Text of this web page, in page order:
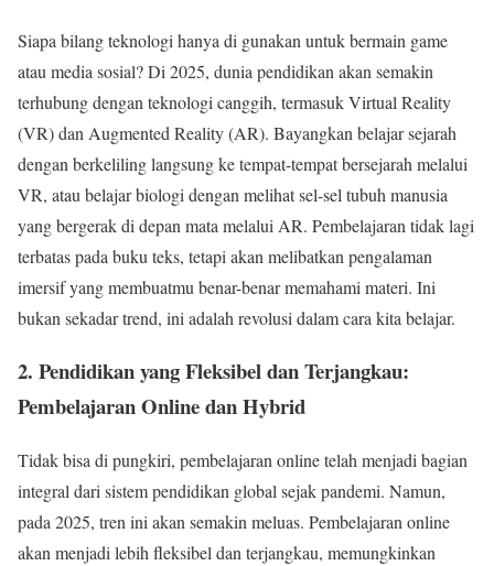
Siapa bilang teknologi hanya di gunakan untuk bermain game
atau media sosial? Di 2025, dunia pendidikan akan semakin
terhubung dengan teknologi canggih, termasuk Virtual Reality
(VR) dan Augmented Reality (AR). Bayangkan belajar sejarah
dengan berkeliling langsung ke tempat-tempat bersejarah melalui
VR, atau belajar biologi dengan melihat sel-sel tubuh manusia
yang bergerak di depan mata melalui AR. Pembelajaran tidak lagi
terbatas pada buku teks, tetapi akan melibatkan pengalaman
imersif yang membuatmu benar-benar memahami materi. Ini
bukan sekadar trend, ini adalah revolusi dalam cara kita belajar.
2. Pendidikan yang Fleksibel dan Terjangkau:
Pembelajaran Online dan Hybrid
Tidak bisa di pungkiri, pembelajaran online telah menjadi bagian
integral dari sistem pendidikan global sejak pandemi. Namun,
pada 2025, tren ini akan semakin meluas. Pembelajaran online
akan menjadi lebih fleksibel dan terjangkau, memungkinkan